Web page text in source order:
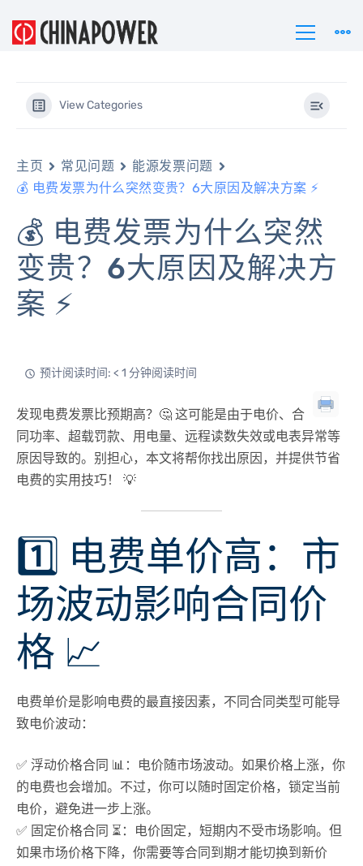
View Categories
主页 常见问题
能源发票问题
💰 电费发票为什么突然变贵？6大原因及解决方案 ⚡
💰 电费发票为什么突然
变贵？6大原因及解决方
案 ⚡
预计阅读时间: < 1 分钟阅读时间
发现电费发票比预期高？🤔 这可能是由于电价、合
同功率、超载罚款、用电量、远程读数失效或电表异常等
原因导致的。别担心，本文将帮你找出原因 ，并提供节省
电费的实用技巧！
💡
1️⃣ 电费单价高：市
场波动影响合同价
格 📈
电费单价是影响电费的最直接因素，不同合同类型可能导
致电价波动：
✅ 浮动价格合同 📊：电价随市场波动。如果价格上涨，你
的电费也会增加。不过，你可以随时固定价格，锁定当前
电价，避免进一步上涨。
✅ 固定价格合同 ⏳：电价固定，短期内不受市场影响。但
如果市场价格下降，你需要等合同到期才能切换到新价